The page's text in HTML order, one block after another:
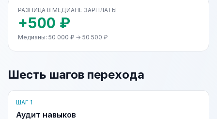
РАЗНИЦА В МЕДИАНЕ ЗАРПЛАТЫ
+500 ₽
Медианы: 50 000 ₽ → 50 500 ₽
Шесть шагов перехода
ШАГ 1
Аудит навыков